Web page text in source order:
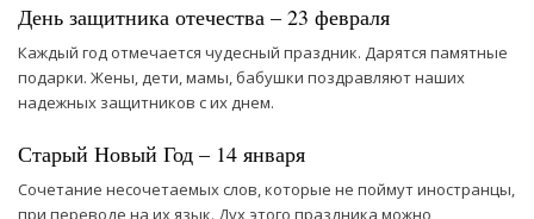
День защитника отечества – 23 февраля
Каждый год отмечается чудесный праздник. Дарятся памятные
подарки. Жены, дети, мамы, бабушки поздравляют наших
надежных защитников с их днем.
Старый Новый Год – 14 января
Сочетание несочетаемых слов, которые не поймут иностранцы,
при переводе на их язык. Дух этого праздника можно